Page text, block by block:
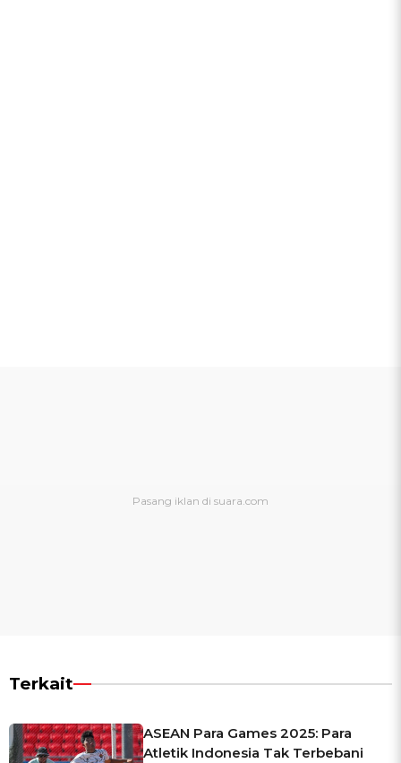
Terkait
ASEAN Para Games 2025: Para
Atletik Indonesia Tak Terbebani